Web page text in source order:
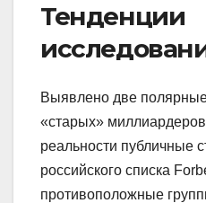
Тенденции
Выявлено две
«старых»
реальности публичные
российского списка
противоположные